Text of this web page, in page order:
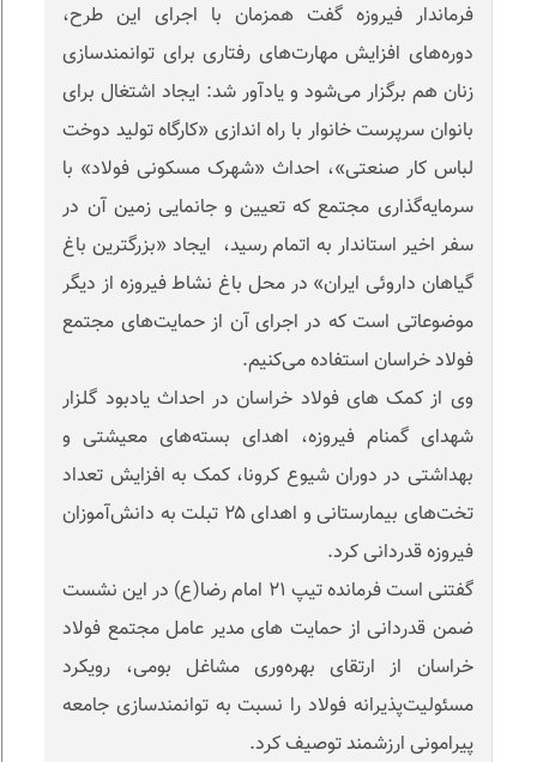
فرماندار فیروزه گفت همزمان با اجرای این طرح‌،
دوره‌های افزایش مهارت‌های رفتاری برای توانمندسازی
زنان هم برگزار می‌شود و يادآور شد: ایجاد اشتغال برای
بانوان سرپرست خانوار با راه اندازی «کارگاه تولید دوخت
لباس کار صنعتی»، احداث «شهرک مسکونی فولاد» با
سرمایه‌گذاری‌ مجتمع که تعیین و جانمایی زمین آن در
سفر اخیر استاندار به اتمام رسید، ایجاد «بزرگترین باغ
گیاهان داروئی ایران» در محل باغ نشاط فیروزه از دیگر
موضوعاتی است که در اجرای آن از حمایت‌های مجتمع
فولاد خراسان استفاده می‌کنیم.
وی از کمک های فولاد خراسان در احداث یادبود گلزار
شهدای گمنام فیروزه، اهدای بسته‌های معیشتی و
بهداشتی در دوران شیوع کرونا، کمک به افزایش تعداد
تخت‌های بیمارستانی و اهدای ۲۵ تبلت به دانش‌آموزان
فیروزه قدردانی کرد.
گفتنی است فرمانده تیپ ۲۱ امام رضا(ع) در این نشست
ضمن قدردانی از حمایت های مدیر عامل مجتمع فولاد
خراسان از ارتقای بهره‌وری مشاغل بومی، رویکرد
مسئولیت‌پذیرانه فولاد را نسبت به توانمندسازی جامعه
پیرامونی ارزشمند توصیف کرد.